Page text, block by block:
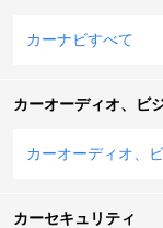
カーナビすべて
カーオーディオ、ビ
カーオーディオ、
カーセキュリティ